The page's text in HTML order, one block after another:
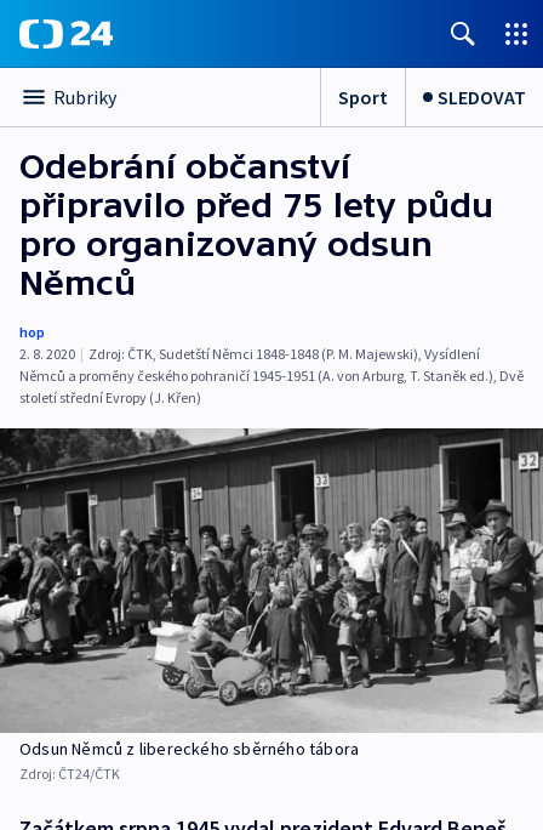
Rubriky Sport SLEDOVAT
Odebrání občanství
připravilo před 75 lety půdu
pro organizovaný odsun
Němců
hop
2. 8. 2020 | Zdroj: ČTK, Sudetští Němci 1848-1848 (P. M. Majewski), Vysídlení
Němců a proměny českého pohraničí 1945-1951 (A. von Arburg, T. Staněk ed.), Dvě
století střední Evropy (J. Křen)
Odsun Němců z libereckého sběrného tábora
Zdroj: ČT24/ČTK